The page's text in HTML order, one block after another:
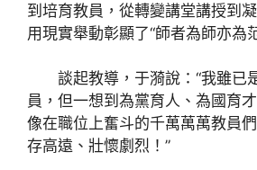
到培育教員，從轉變講堂講授到
用現實舉動彰顯了“師者為師亦為
談起教導，于漪說：“我雖已
員，但一想到為黨育人、為國育
像在職位上奮斗的千萬萬萬教員
存高遠、壯懷劇烈！”